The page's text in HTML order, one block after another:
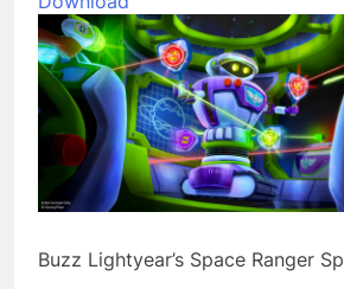
Buzz Lightyear’s Space Ranger